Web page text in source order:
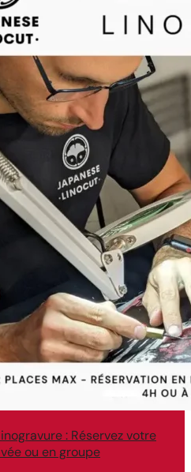
: Réservez votre
ou en groupe